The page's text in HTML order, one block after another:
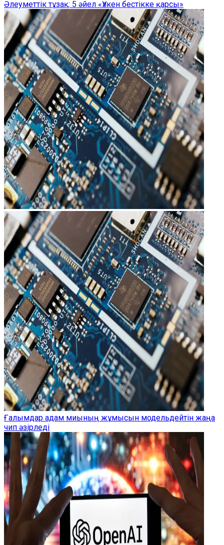
Әлеуметтік тұзақ: 5 әйел «Үлкен бестікке қарсы»
Ғалымдар адам миының жұмысын модельдейтін жаңа
чип әзірледі